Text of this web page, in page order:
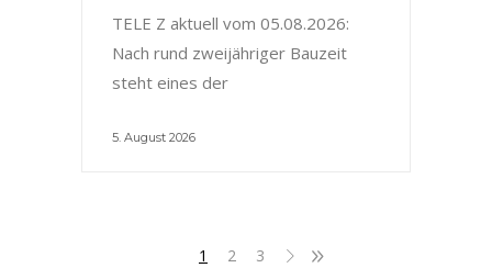
TELE Z aktuell vom 05.08.2026:
Nach rund zweijähriger Bauzeit
steht eines der
5. August 2026
1 2 3